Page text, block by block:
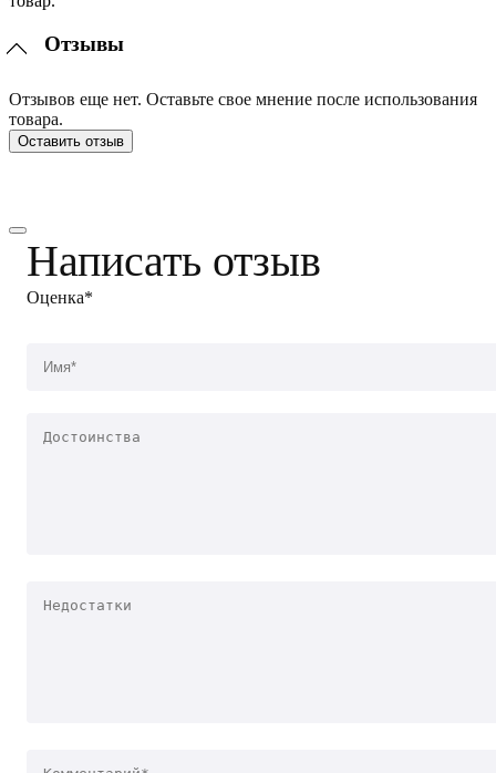
Отзывы
Отзывов еще нет. Оставьте свое мнение после использования
товара.
Оставить отзыв
Написать отзыв
Оценка*